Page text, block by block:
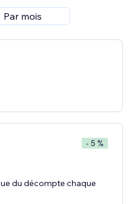
Par mois
- 5 %
du décompte chaque